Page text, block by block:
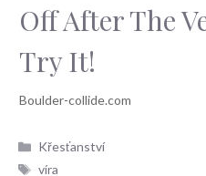
Off After The
Try It!
Rubriky
Křesťanství
Štítky
víra